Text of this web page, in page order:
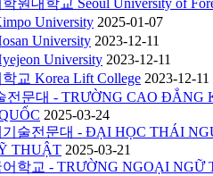
원대학교 Seoul University of
University 2025-01-07
University 2023-12-11
University 2023-12-11
교 Korea Lift College 2023-12-11
전문대 - TRƯỜNG CAO ĐẲNG
2025-03-24
기술전문대 - ĐẠI HỌC THÁI
THUẬT 2025-03-21
학교 - TRƯỜNG NGOẠI